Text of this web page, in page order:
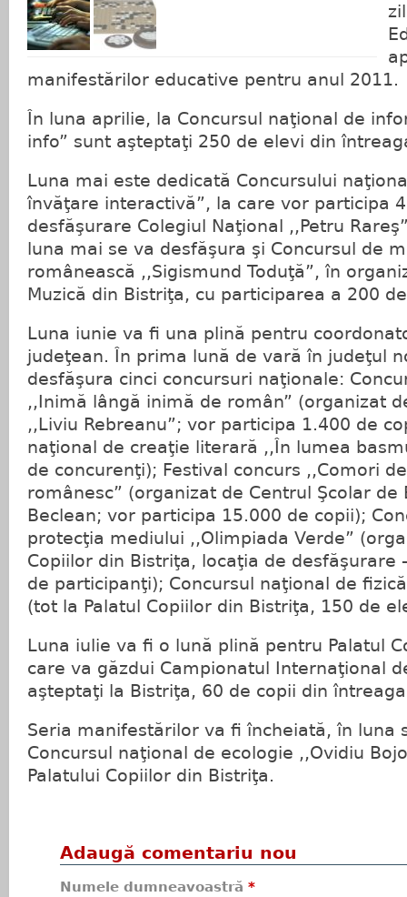
manifestărilor educative pentru anul 2011.
În luna aprilie, la Concursul naţional de
info” sunt aşteptaţi 250 de elevi din
Luna mai este dedicată Concursului
învăţare interactivă”, la care vor participa
desfăşurare Colegiul Naţional ,,Petru
luna mai se va desfăşura şi Concursul de
românească ,,Sigismund Toduţă”, în
Muzică din Bistriţa, cu participarea a 200
Luna iunie va fi una plină pentru
judeţean. În prima lună de vară în judeţul
desfăşura cinci concursuri naţionale:
,,Inimă lângă inimă de român” (organizat
,,Liviu Rebreanu”; vor participa 1.400 de
naţional de creaţie literară ,,În lumea
de concurenţi); Festival concurs ,,Comori
românesc” (organizat de Centrul Şcolar de
Beclean; vor participa 15.000 de copii);
protecţia mediului ,,Olimpiada Verde”
Copiilor din Bistriţa, locaţia de desfăşurare
de participanţi); Concursul naţional de
(tot la Palatul Copiilor din Bistriţa, 150 de
Luna iulie va fi o lună plină pentru Palatul
care va găzdui Campionatul Internaţional
aşteptaţi la Bistriţa, 60 de copii din
Seria manifestărilor va fi încheiată, în luna
Concursul naţional de ecologie ,,Ovidiu
Palatului Copiilor din Bistriţa.
Adaugă comentariu nou
Numele dumneavoastră *